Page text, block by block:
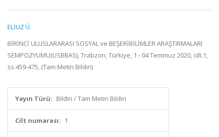
ELİUZ Ü.
BİRİNCİ ULUSLARARASI SOSYAL ve BEŞERİBİLİMLER ARAŞTIRMALARI
SEMPOZYUMU(USBBAS), Trabzon, Türkiye, 1 - 04 Temmuz 2020, cilt.1,
ss.459-475, (Tam Metin Bildiri)
Yayın Türü: Bildiri / Tam Metin Bildiri
Cilt numarası: 1